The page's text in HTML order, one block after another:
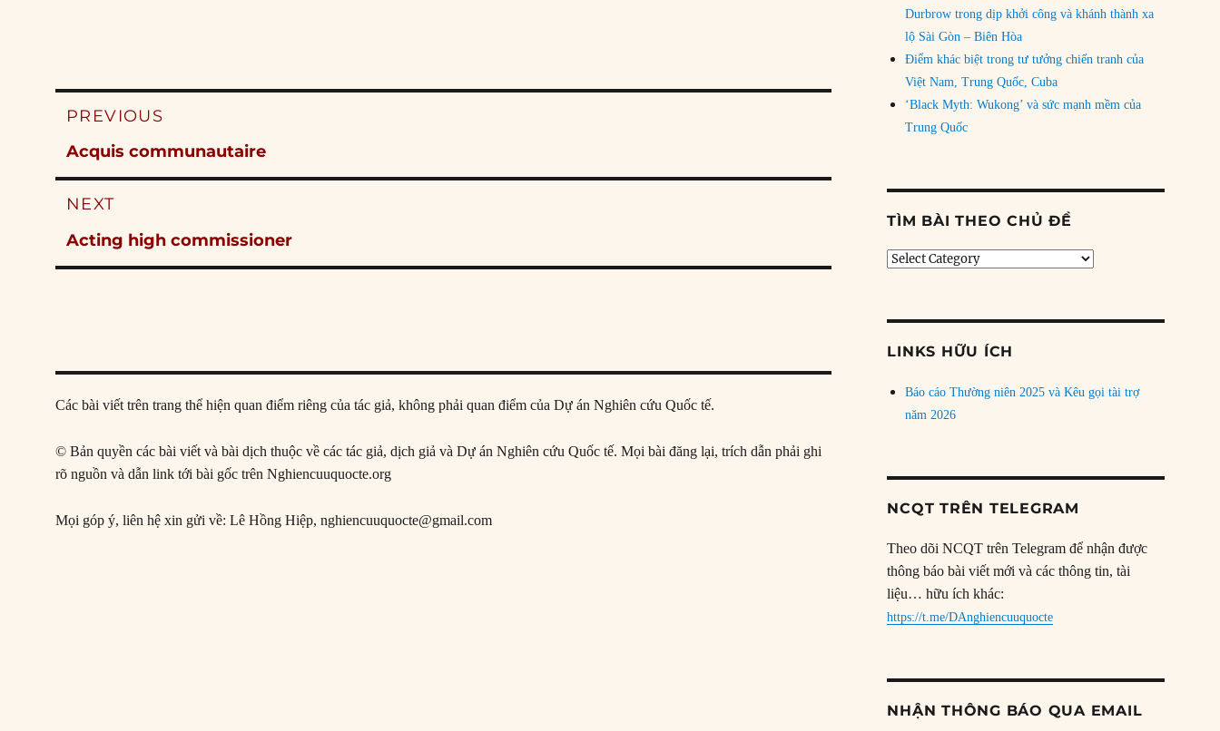
Post
PREVIOUS
Previous
post:
Acquis communautaire
NEXT
Next
post:
Acting high commissioner
Các bài viết trên trang thể hiện quan điểm riêng của tác giả, không phải quan điểm của Dự án Nghiên cứu Quốc tế.
© Bản quyền các bài viết và bài dịch thuộc về các tác giả, dịch giả và Dự án Nghiên cứu Quốc tế. Mọi bài đăng lại, trích dẫn phải ghi
rõ nguồn và dẫn link tới bài gốc trên Nghiencuuquocte.org
Mọi góp ý, liên hệ xin gửi về: Lê Hồng Hiệp,nghiencuuquocte@gmail.com
Durbrow trong dịp khởi công và khánh thành xa
lộ Sài Gòn – Biên Hòa
Điểm khác biệt trong tư tưởng chiến tranh của
Việt Nam, Trung Quốc, Cuba
‘Black Myth: Wukong’ và sức mạnh mềm của
Trung Quốc
TÌM BÀI THEO CHỦ ĐỀ
Tìm
LINKS HỮU ÍCH
Báo cáo Thường niên 2025 và Kêu gọi tài trợ
năm 2026
NCQT TRÊN TELEGRAM
Theo dõi NCQT trên Telegram để nhận được
thông báo bài viết mới và các thông tin, tài
liệu… hữu ích khác:
https://t.me/DAnghiencuuquocte
NHẬN THÔNG BÁO QUA EMAIL